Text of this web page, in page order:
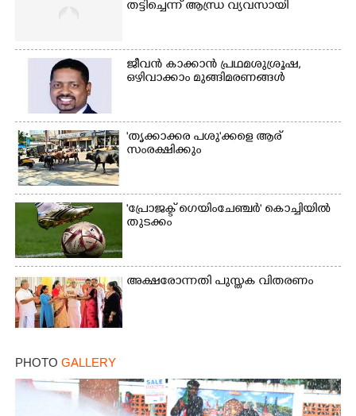
തട്ടിച്ചെന്ന് ആന്ധ്ര വ്യവസായി
ജീവൻ കാക്കാൻ പ്രഥമശുശ്രൂഷ,
ഒഴിവാക്കാം മുങ്ങിമരണങ്ങൾ
'തൃക്കാക്കര പശു'ക്കളെ ആര്
സംരക്ഷിക്കും
'പ്രോജക്ട് ഗെയിംചേഞ്ചർ' കൊച്ചിയിൽ
തുടക്കം
അക്ഷരോന്നതി പുസ്തക വിതരണം
PHOTO GALLERY
Copy Link